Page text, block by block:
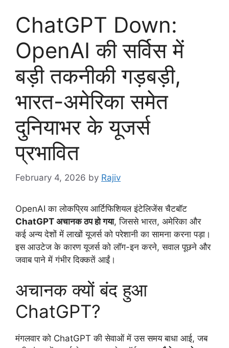
ChatGPT Down:
OpenAI की सर्विस में
बड़ी तकनीकी गड़बड़ी,
भारत-अमेरिका समेत
दुनियाभर के यूजर्स
प्रभावित
February 4, 2026 by Rajiv
OpenAI का लोकप्रिय आर्टिफिशियल इंटेलिजेंस चैटबॉट
ChatGPT अचानक ठप हो गया, जिससे भारत, अमेरिका और
कई अन्य देशों में लाखों यूजर्स को परेशानी का सामना करना पड़ा।
इस आउटेज के कारण यूजर्स को लॉग-इन करने, सवाल पूछने और
जवाब पाने में गंभीर दिक्कतें आईं।
अचानक क्यों बंद हुआ
ChatGPT?
मंगलवार को ChatGPT की सेवाओं में उस समय बाधा आई, जब